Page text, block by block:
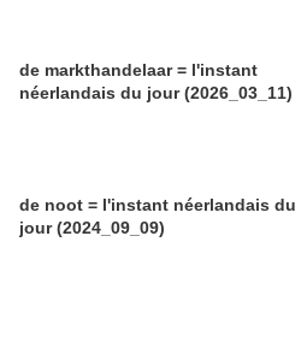
de markthandelaar = l'instant
néerlandais du jour (2026_03_11)
de noot = l'instant néerlandais du
jour (2024_09_09)